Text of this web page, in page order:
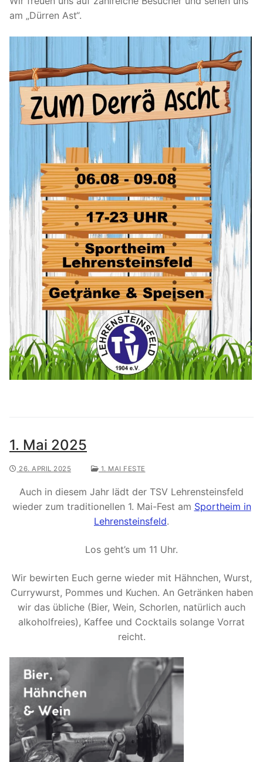
am „Dürren Ast“.
1. Mai 2025
26. APRIL 2025 1. MAI FESTE
Auch in diesem Jahr lädt der TSV Lehrensteinsfeld
wieder zum traditionellen 1. Mai-Fest am Sportheim in
Lehrensteinsfeld.
Los geht’s um 11 Uhr.
Wir bewirten Euch gerne wieder mit Hähnchen, Wurst,
Currywurst, Pommes und Kuchen. An Getränken haben
wir das übliche (Bier, Wein, Schorlen, natürlich auch
alkoholfreies), Kaffee und Cocktails solange Vorrat
reicht.